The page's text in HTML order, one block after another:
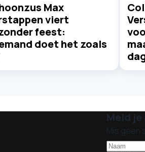
Max
viert
feest:
doet het zoals
Meld
Mis geen